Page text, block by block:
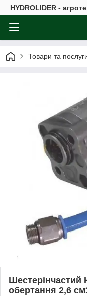
HYDROLIDER -
Товари та
Шестерінчастий
обертання 2,6